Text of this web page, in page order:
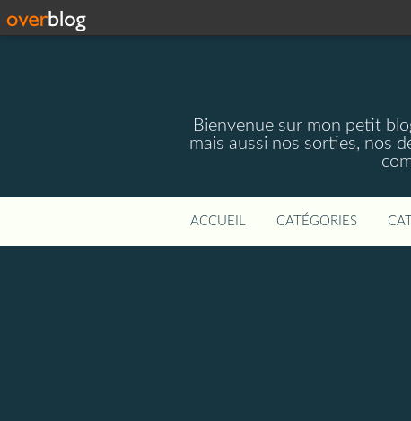
Bienvenue sur mon petit
mais aussi nos sorties, nos
ACCUEIL CATÉGORIES